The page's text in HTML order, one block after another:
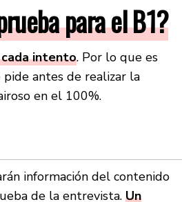
para el B1?
intento. Por lo que es
antes de realizar la
en el 100%.
información del contenido
de la entrevista. Un